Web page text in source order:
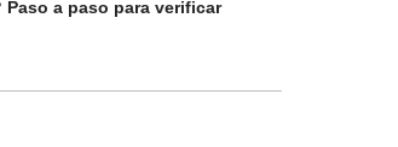
Paso a paso para verificar